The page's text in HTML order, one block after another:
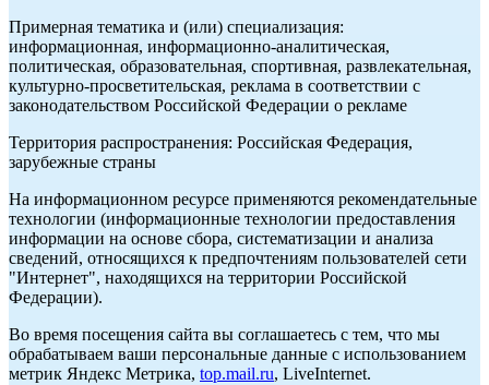
Примерная тематика и (или) специализация:
информационная, информационно-аналитическая,
политическая, образовательная, спортивная, развлекательная,
культурно-просветительская, реклама в соответствии с
законодательством Российской Федерации о рекламе
Территория распространения: Российская Федерация,
зарубежные страны
На информационном ресурсе применяются рекомендательные
технологии (информационные технологии предоставления
информации на основе сбора, систематизации и анализа
сведений, относящихся к предпочтениям пользователей сети
"Интернет", находящихся на территории Российской
Федерации).
Во время посещения сайта вы соглашаетесь с тем, что мы
обрабатываем ваши персональные данные с использованием
метрик Яндекс Метрика, top.mail.ru, LiveInternet.